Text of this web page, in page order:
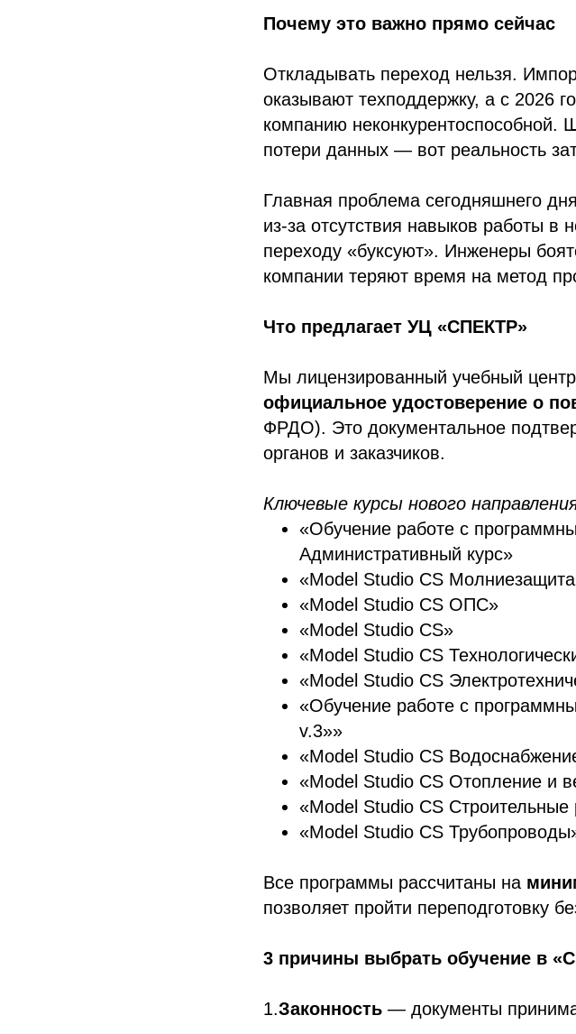
Почему это важно прямо сейчас
Откладывать переход нельзя.
оказывают техподдержку, а с 2026
компанию неконкурентоспособной.
потери данных — вот реальность
Главная проблема сегодняшнего
из-за отсутствия навыков работы
переходу «буксуют». Инженеры
компании теряют время на метод
Что предлагает УЦ «СПЕКТР»
Мы лицензированный учебный
официальное удостоверение о
ФРДО). Это документальное
органов и заказчиков.
Ключевые курсы нового
«Обучение работе с
Административный курс»
«Model Studio CS
«Model Studio CS ОПС»
«Model Studio CS»
«Model Studio CS
«Model Studio CS
«Обучение работе с
v.3»»
«Model Studio CS
«Model Studio CS Отопление и
«Model Studio CS
«Model Studio CS
Все программы рассчитаны на
позволяет пройти переподготовку
3 причины выбрать обучение в
1.Законность — документы